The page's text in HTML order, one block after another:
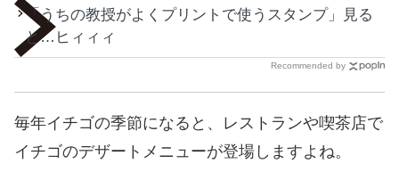
「うちの教授がよくプリントで使うスタンプ」見る
と…ヒィィィ
Recommended by
毎年イチゴの季節になると、レストランや喫茶店で
イチゴのデザートメニューが登場しますよね。